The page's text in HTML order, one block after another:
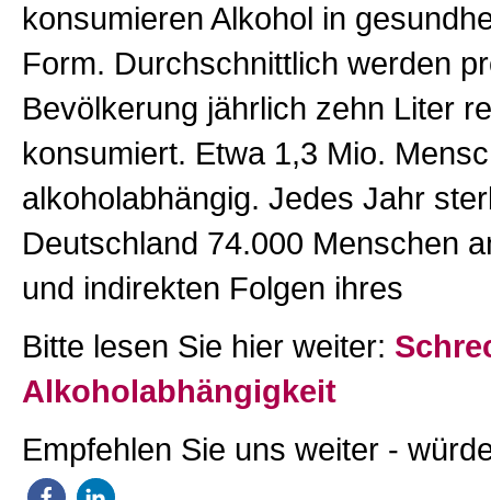
konsumieren Alkohol in
Form. Durchschnittlich werden
Bevölkerung jährlich zehn Liter
konsumiert. Etwa 1,3 Mio.
alkoholabhängig. Jedes Jahr
Deutschland 74.000 Menschen
und indirekten Folgen ihres
Bitte lesen Sie hier weiter:
Alkoholabhängigkeit
Empfehlen Sie uns weiter -